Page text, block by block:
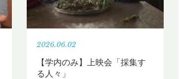
2026.06.02
【学内のみ】上映会「採集す
る人々」